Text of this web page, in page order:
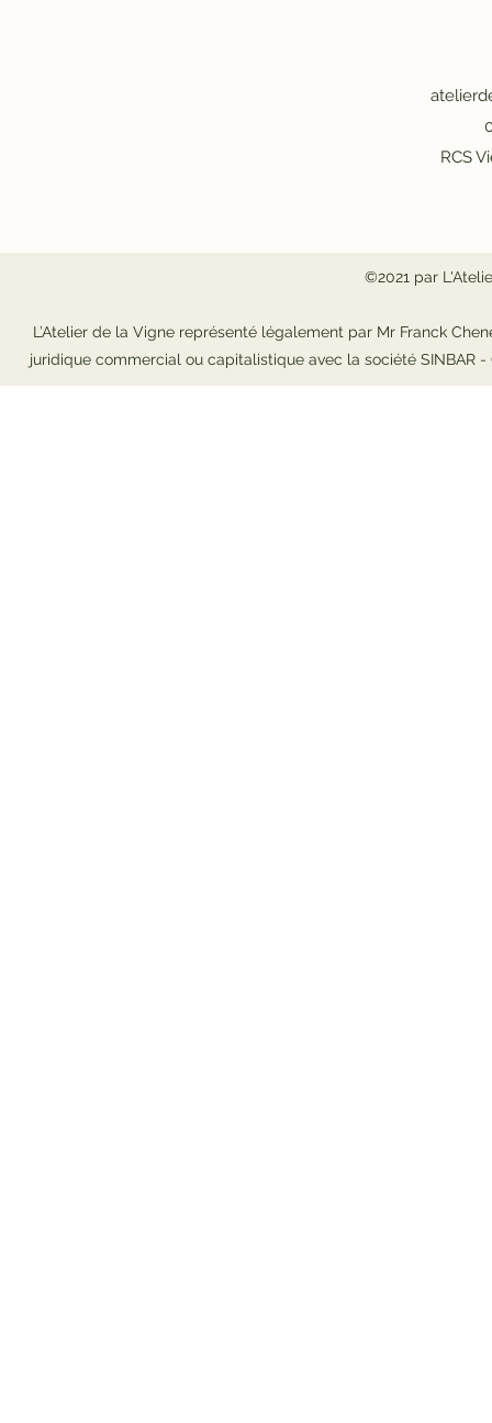
RCS
©2021 par
L’Atelier de la Vigne représenté légalement par Mr Franck
juridique commercial ou capitalistique avec la société SINBAR